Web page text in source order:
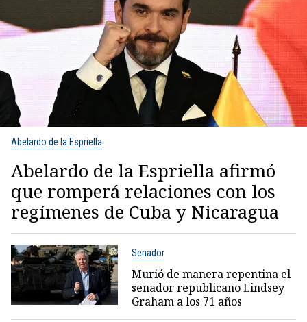
Abelardo de la Espriella
Abelardo de la Espriella afirmó
que romperá relaciones con los
regímenes de Cuba y Nicaragua
Senador
Murió de manera repentina el
senador republicano Lindsey
Graham a los 71 años